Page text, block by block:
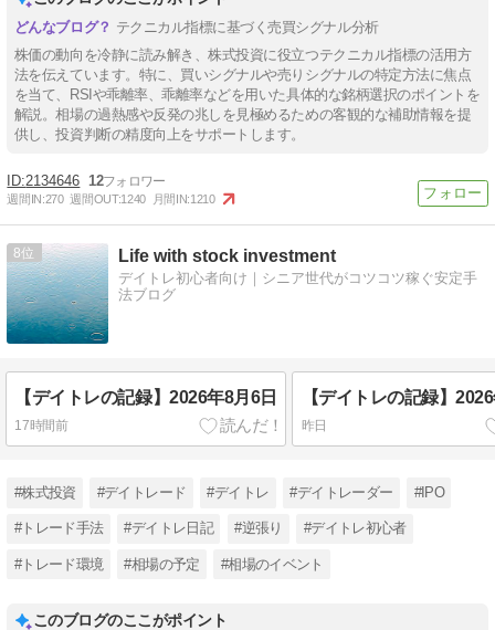
テクニカル指標に基づく売買シグナル分析
株価の動向を冷静に読み解き、株式投資に役立つテクニカル指標の活用方
法を伝えています。特に、買いシグナルや売りシグナルの特定方法に焦点
を当て、RSIや乖離率、乖離率などを用いた具体的な銘柄選択のポイントを
解説。相場の過熱感や反発の兆しを見極めるための客観的な補助情報を提
供し、投資判断の精度向上をサポートします。
2134646 12
週間IN:270 週間OUT:1240 月間IN:1210
8 Life with stock investment
デイトレ初心者向け｜シニア世代がコツコツ稼ぐ安定手
法ブログ
【デイトレの記録】2026年8月6日
17時間前
【デイトレの記録】
昨日
#株式投資 #デイトレード #デイトレ #デイトレーダー #IPO
#トレード手法 #デイトレ日記 #逆張り #デイトレ初心者
#トレード環境 #相場の予定 #相場のイベント
このブログのここがポイント